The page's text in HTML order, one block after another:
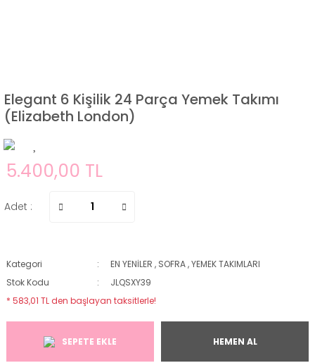
Elegant 6 Kişilik 24 Parça Yemek Takımı
(Elizabeth London)
5.400,00 TL
Adet :
Kategori EN YENİLER , SOFRA,YEMEK TAKIMLARI
Stok Kodu
JLQSXY39
* 583,01 TL den başlayan taksitlerle!
SEPETE EKLE HEMEN AL